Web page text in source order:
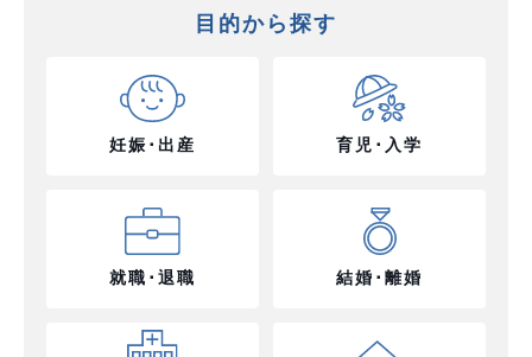
目的から探す
妊娠･出産 育児･入学
就職･退職 結婚･離婚